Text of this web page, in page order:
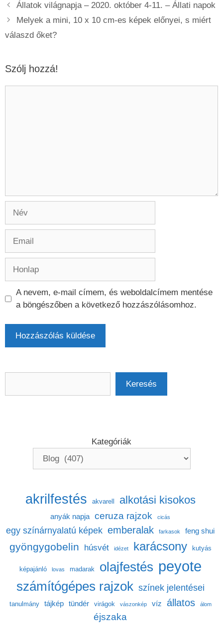
Állatok világnapja – 2020. október 4-11. – Állati napok
Melyek a mini, 10 x 10 cm-es képek előnyei, s miért
válaszd őket?
Szólj hozzá!
A nevem, e-mail címem, és weboldalcímem mentése
a böngészőben a következő hozzászólásomhoz.
Keresés
Kategóriák
akrilfestés akvarell alkotási kisokos
anyák napja ceruza rajzok cicás
egy színárnyalatú képek emberalak farkasok feng shui
gyöngygobelin húsvét idézet karácsony kutyás
képajánló lovas madarak olajfestés peyote
számítógépes rajzok színek jelentései
tanulmány tájkép tündér virágok vászonkép víz állatos álom
éjszaka